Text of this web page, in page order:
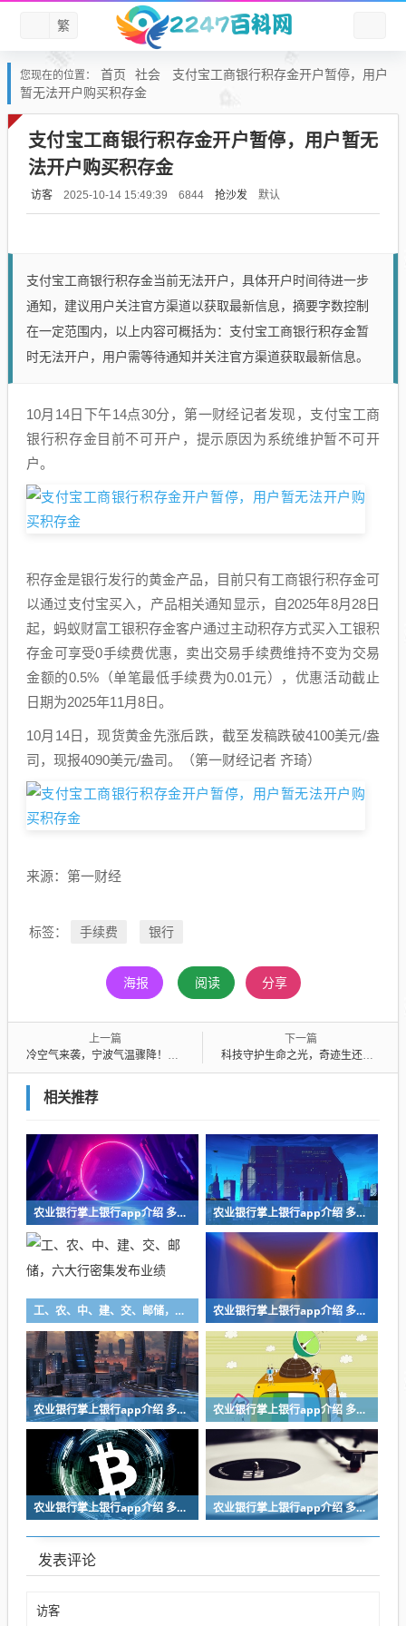
繁
您现在的位置： 首页 社会
支付宝工商银行积存金开户暂停，用户
暂无法开户购买积存金
支付宝工商银行积存金开户暂停，用户暂无
法开户购买积存金
访客 2025-10-14 15:49:39 6844 抢沙发 默认
支付宝工商银行积存金当前无法开户，具体开户时间待进一步
通知，建议用户关注官方渠道以获取最新信息，摘要字数控制
在一定范围内，以上内容可概括为：支付宝工商银行积存金暂
时无法开户，用户需等待通知并关注官方渠道获取最新信息。
10月14日下午14点30分，第一财经记者发现，支付宝工商
银行积存金目前不可开户，提示原因为系统维护暂不可开
户。
积存金是银行发行的黄金产品，目前只有工商银行积存金可
以通过支付宝买入，产品相关通知显示，自2025年8月28日
起，蚂蚁财富工银积存金客户通过主动积存方式买入工银积
存金可享受0手续费优惠，卖出交易手续费维持不变为交易
金额的0.5%（单笔最低手续费为0.01元），优惠活动截止
日期为2025年11月8日。
10月14日，现货黄金先涨后跌，截至发稿跌破4100美元/盎
司，现报4090美元/盎司。（第一财经记者 齐琦）
来源：第一财经
标签： 手续费 银行
海报 阅读 分享
上一篇
冷空气来袭，宁波气温骤降！是否会步入秋季？
下一篇
科技守护生命之光，奇迹生还，女童从高楼坠下获救！
相关推荐
农业银行掌上银行app介绍 多人用的银行软件合集 农业银行掌上银行app介绍 多人用的银行软件合集
工、农、中、建、交、邮储，六大行密集发布业绩 农业银行掌上银行app介绍 多人用的银行软件合集
农业银行掌上银行app介绍 多人用的银行软件合集 农业银行掌上银行app介绍 多人用的银行软件合集
农业银行掌上银行app介绍 多人用的银行软件合集 农业银行掌上银行app介绍 多人用的银行软件合集
发表评论